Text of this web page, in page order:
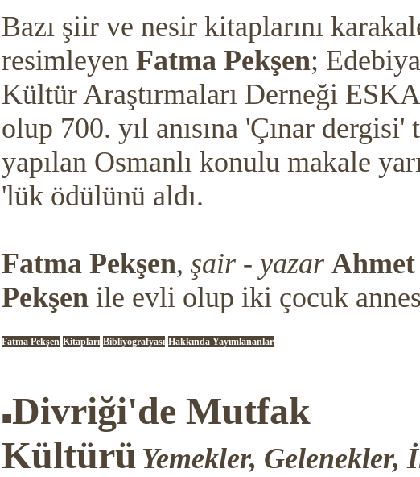
Bazı şiir ve nesir kitaplarını
resimleyen Fatma Pekşen;
Kültür Araştırmaları Derneği
olup 700. yıl anısına 'Çınar dergisi'
yapılan Osmanlı konulu makale
'lük ödülünü aldı.
Fatma Pekşen, şair - yazar
Pekşenile evli olup iki çocuk
Fatma Pekşen Kitapları Bibliyografyası Hakkında Yayımlananlar
■Divriği'de Mutfak
Kültürü Yemekler, Gelenekler,